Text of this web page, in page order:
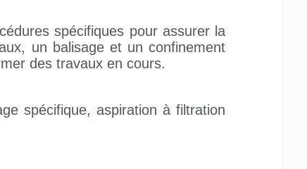
spécifiques pour assurer la
un balisage et un confinement
des travaux en cours.
spécifique, aspiration à filtration